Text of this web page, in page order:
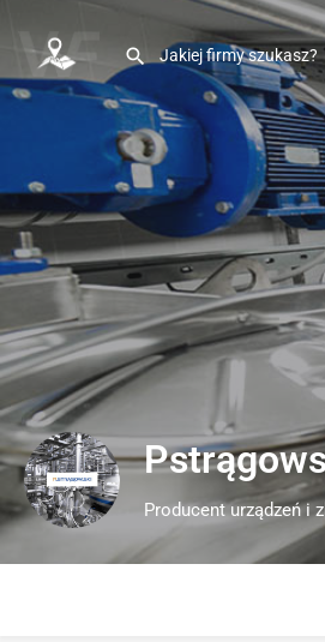
Producent urządzeń i